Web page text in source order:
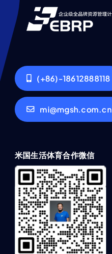
(+86)-18612888118
mi@mgsh.com.cn
米国生活体育合作微信